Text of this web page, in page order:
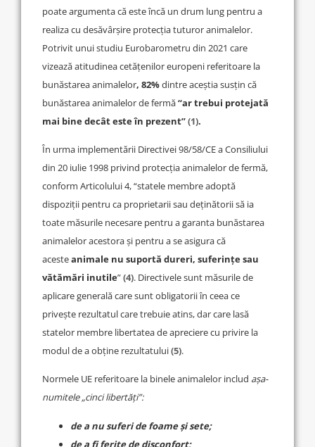
poate argumenta că este încă un drum lung pentru a
realiza cu desăvârșire protecția tuturor animalelor.
Potrivit unui studiu Eurobarometru din 2021 care
vizează atitudinea cetățenilor europeni referitoare la
bunăstarea animalelor, 82%dintre aceștia susțin că
bunăstarea animalelor de fermă“ar trebui protejată
mai bine decât este în prezent”(1).
În urma implementării Directivei 98/58/CE a Consiliului
din 20 iulie 1998 privind protecția animalelor de fermă,
conform Articolului 4, “statele membre adoptă
dispoziții pentru ca proprietarii sau deținătorii să ia
toate măsurile necesare pentru a garanta bunăstarea
animalelor acestora și pentru a se asigura că
acesteanimale nu suportă dureri, suferințe sau
vătămări inutile”(4). Directivele sunt măsurile de
aplicare generală care sunt obligatorii în ceea ce
privește rezultatul care trebuie atins, dar care lasă
statelor membre libertatea de apreciere cu privire la
modul de a obține rezultatului(5).
Normele UE referitoare la binele animalelor includ așa-
numitele„cinci libertăți”:
de a nu suferi de foame și sete;
de a fi ferite de disconfort;